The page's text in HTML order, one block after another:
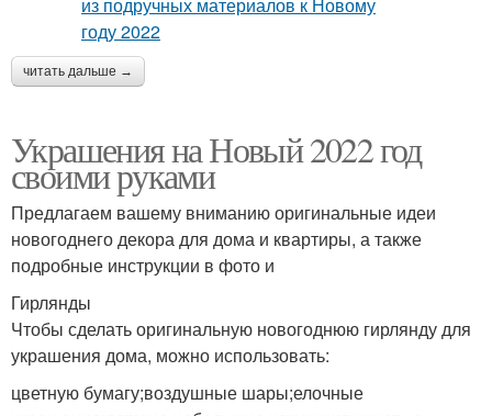
читать дальше →
Украшения на Новый 2022 год
своими руками
Предлагаем вашему вниманию оригинальные идеи
новогоднего декора для дома и квартиры, а также
подробные инструкции в фото и
Гирлянды
Чтобы сделать оригинальную новогоднюю гирлянду для
украшения дома, можно использовать:
цветную бумагу;воздушные шары;елочные